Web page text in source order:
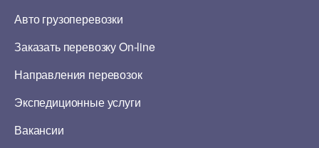
Авто грузоперевозки
Заказать перевозку On-line
Направления перевозок
Экспедиционные услуги
Вакансии